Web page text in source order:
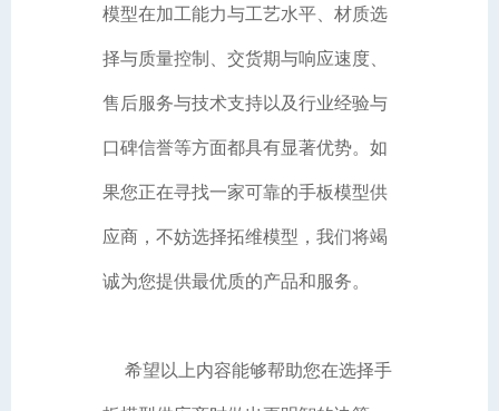
模型在加工能力与工艺水平、材质选
择与质量控制、交货期与响应速度、
售后服务与技术支持以及行业经验与
口碑信誉等方面都具有显著优势。如
果您正在寻找一家可靠的手板模型供
应商，不妨选择拓维模型，我们将竭
诚为您提供最优质的产品和服务。
希望以上内容能够帮助您在选择手